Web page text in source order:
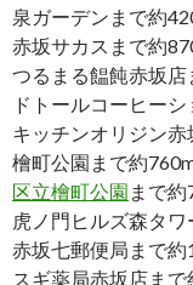
泉ガーデンまで約
赤坂サカスまで約
つるまる饂飩赤坂店
ドトールコーヒー
キッチンオリジン
檜町公園まで約
区立檜町公園 まで
虎ノ門ヒルズ森タ
赤坂七郵便局まで約
スギ薬局赤坂店まで